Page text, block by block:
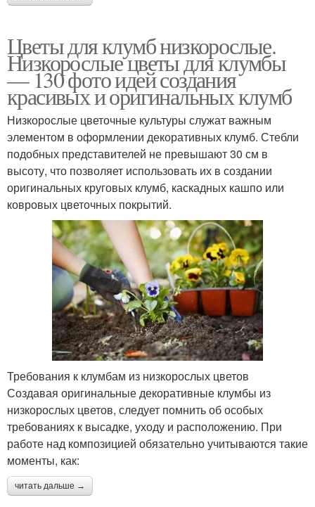
Цветы для клумб низкорослые.
Низкорослые цветы для клумбы
— 130 фото идей создания
красивых и оригинальных клумб
Низкорослые цветочные культуры служат важным
элементом в оформлении декоративных клумб. Стебли
подобных представителей не превышают 30 см в
высоту, что позволяет использовать их в создании
оригинальных круговых клумб, каскадных кашпо или
ковровых цветочных покрытий.
Требования к клумбам из низкорослых цветов
Создавая оригинальные декоративные клумбы из
низкорослых цветов, следует помнить об особых
требованиях к высадке, уходу и расположению. При
работе над композицией обязательно учитываются такие
моменты, как:
читать дальше →